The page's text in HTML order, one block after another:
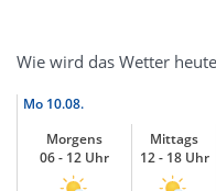
Wie wird das Wetter
Mo 10.08.
Morgens
06 - 12 Uhr
Mittags
12 - 18 Uhr